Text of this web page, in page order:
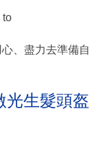
to
、盡力去準備自
光生髮頭盔